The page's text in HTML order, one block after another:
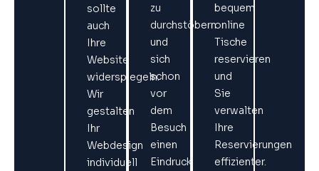
sollte
auch
Ihre
Website
widerspiegeln.
Wir
gestalten
Ihr
Webdesign
individuell
zu
durchstöbern
und
sich
schon
vor
dem
Besuch
einen
Eindruck
bequem
online
Tische
reservieren
und
Sie
verwalten
Ihre
Reservierungen
effizienter.